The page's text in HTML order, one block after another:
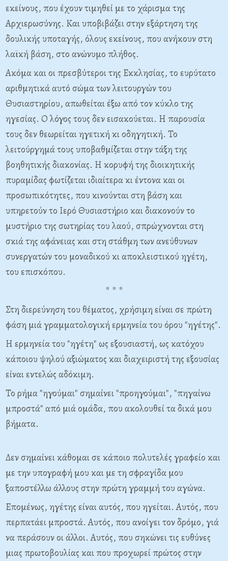
εκείνους, που έχουν τιμηθεί με το χάρισμα της
Αρχιερωσύνης. Και υποβιβάζει στην εξάρτηση της
δουλικής υποταγής, όλους εκείνους, που ανήκουν στη
λαϊκή βάση, στο ανώνυμο πλήθος.
Ακόμα και οι πρεσβύτεροι της Εκκλησίας, το ευρύτατο
αριθμητικά αυτό σώμα των λειτουργών του
Θυσιαστηρίου, απωθείται έξω από τον κύκλο της
ηγεσίας. Ο λόγος τους δεν εισακούεται. Η παρουσία
τους δεν θεωρείται ηγετική κι οδηγητική. Το
λειτούργημά τους υποβαθμίζεται στην τάξη της
βοηθητικής διακονίας. Η κορυφή της διοικητικής
πυραμίδας φωτίζεται ιδιαίτερα κι έντονα και οι
προσωπικότητες, που κινούνται στη βάση και
υπηρετούν το Ιερό Θυσιαστήριο και διακονούν το
μυστήριο της σωτηρίας του λαού, σπρώχνονται στη
σκιά της αφάνειας και στη στάθμη των ανεύθυνων
συνεργατών του μοναδικού κιαποκλειστικού ηγέτη,
του επισκόπου.
* * *
Στη διερεύνηση του θέματος, χρήσιμη είναι σε πρώτη
φάση μιά γραμματολογική ερμηνεία του όρου "ηγέτης".
Η ερμηνεία του "ηγέτη" ως εξουσιαστή, ως κατόχου
κάποιου ψηλού αξιώματος και διαχειριστή της εξουσίας
είναι εντελώς αδόκιμη.
Το ρήμα "ηγούμαι" σημαίνει "προηγούμαι", "πηγαίνω
μπροστά" από μιά ομάδα, που ακολουθεί τα δικά μου
βήματα.
Δεν σημαίνει κάθομαι σε κάποιο πολυτελές γραφείο και
με την υπογραφή μου και με τη σφραγίδα μου
ξαποστέλλω άλλους στην πρώτη γραμμή του αγώνα.
Επομένως, ηγέτης είναι αυτός, που ηγείται. Αυτός, που
περπατάει μπροστά. Αυτός, που ανοίγει τον δρόμο, γιά
να περάσουν οι άλλοι. Αυτός, που σηκώνει τις ευθύνες
μιας πρωτοβουλίας και που προχωρείπρώτος στην